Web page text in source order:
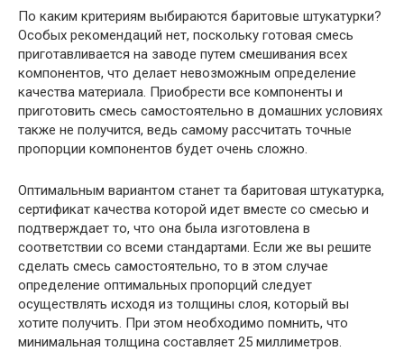
По каким критериям выбираются баритовые штукатурки?
Особых рекомендаций нет, поскольку готовая смесь
приготавливается на заводе путем смешивания всех
компонентов, что делает невозможным определение
качества материала. Приобрести все компоненты и
приготовить смесь самостоятельно в домашних условиях
также не получится, ведь самому рассчитать точные
пропорции компонентов будет очень сложно.
Оптимальным вариантом станет та баритовая штукатурка,
сертификат качества которой идет вместе со смесью и
подтверждает то, что она была изготовлена в
соответствии со всеми стандартами. Если же вы решите
сделать смесь самостоятельно, то в этом случае
определение оптимальных пропорций следует
осуществлять исходя из толщины слоя, который вы
хотите получить. При этом необходимо помнить, что
минимальная толщина составляет 25 миллиметров.